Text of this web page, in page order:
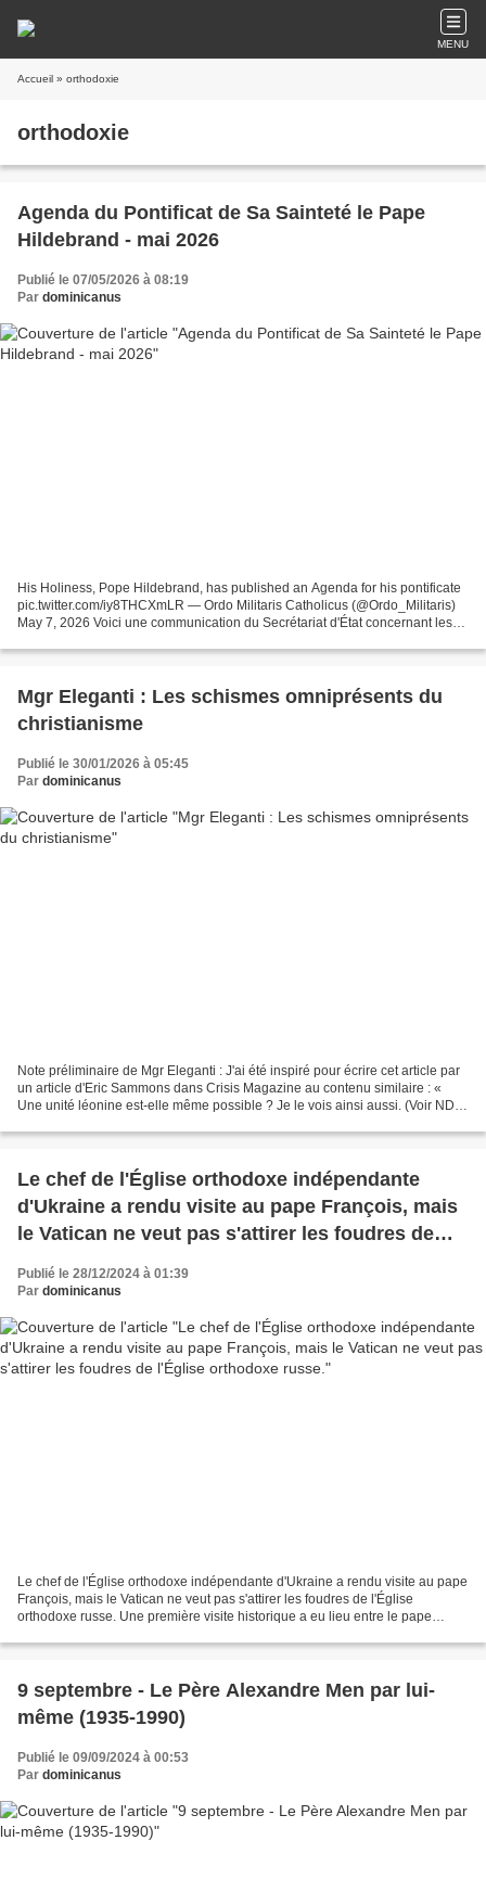
MENU
Accueil » orthodoxie
orthodoxie
Agenda du Pontificat de Sa Sainteté le Pape
Hildebrand - mai 2026
Publié le 07/05/2026 à 08:19
Par dominicanus
His Holiness, Pope Hildebrand, has published an Agenda for his pontificate
pic.twitter.com/iy8THCXmLR — Ordo Militaris Catholicus (@Ordo_Militaris)
May 7, 2026 Voici une communication du Secrétariat d'État concernant les
Mgr Eleganti : Les schismes omniprésents du
christianisme
Publié le 30/01/2026 à 05:45
Par dominicanus
Note préliminaire de Mgr Eleganti : J'ai été inspiré pour écrire cet article par
un article d'Eric Sammons dans Crisis Magazine au contenu similaire : «
Une unité léonine est-elle même possible ? Je le vois ainsi aussi. (Voir NDT
Le chef de l'Église orthodoxe indépendante
d'Ukraine a rendu visite au pape François, mais
le Vatican ne veut pas s'attirer les foudres de
l'Église orthodoxe russe.
Publié le 28/12/2024 à 01:39
Par dominicanus
Le chef de l'Église orthodoxe indépendante d'Ukraine a rendu visite au pape
François, mais le Vatican ne veut pas s'attirer les foudres de l'Église
orthodoxe russe. Une première visite historique a eu lieu entre le pape
9 septembre - Le Père Alexandre Men par lui-
même (1935-1990)
Publié le 09/09/2024 à 00:53
Par dominicanus